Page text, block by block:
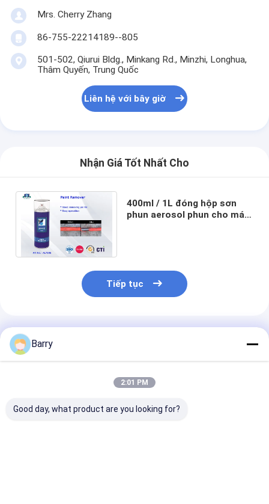
Mrs. Cherry Zhang
86-755-22214189--805
501-502, Qiurui Bldg., Minkang Rd., Minzhi, Longhua,
Thâm Quyến, Trung Quốc
Liên hệ với bây giờ
Nhận Giá Tốt Nhất Cho
400ml / 1L đóng hộp sơn
phun aerosol phun cho máy
Tiếp tục
Sản Phẩm Khuyến Cáo
Barry
2:01 PM
Good day, what product are you looking for?